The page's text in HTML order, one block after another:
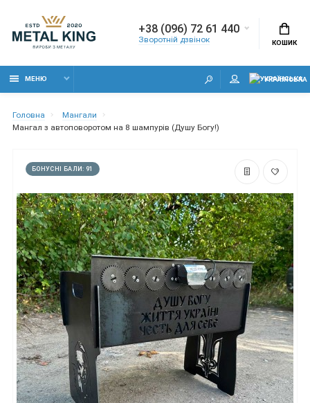
+38 (096) 72 61 440
Зворотній дзвінок КОШИК
МЕНЮ УКРАЇНСЬКА
Головна
Мангали
Мангал з автоповоротом на 8 шампурів (Душу Богу!)
БОНУСНІ БАЛИ: 91